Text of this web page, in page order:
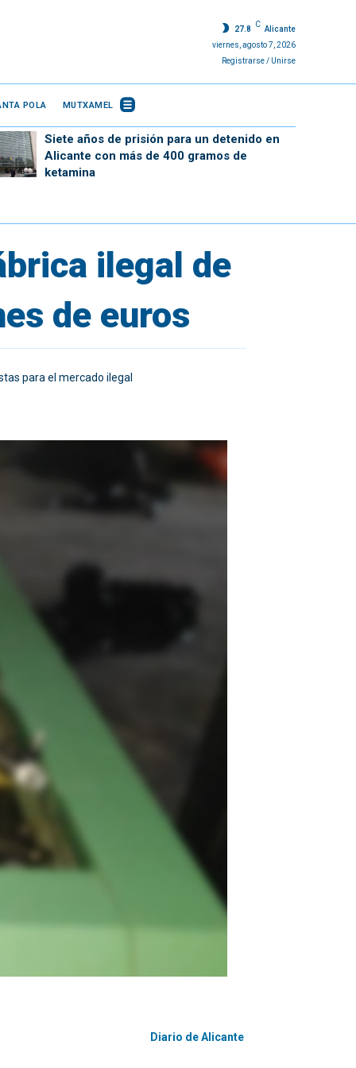
27.8
C
Alicante
viernes, agosto 7, 2026
Registrarse / Unirse
POLA MUTXAMEL
Siete años de prisión para un detenido en
Alicante con más de 400 gramos de
ketamina
ilegal de
de euros
para el mercado ilegal
Diario de Alicante